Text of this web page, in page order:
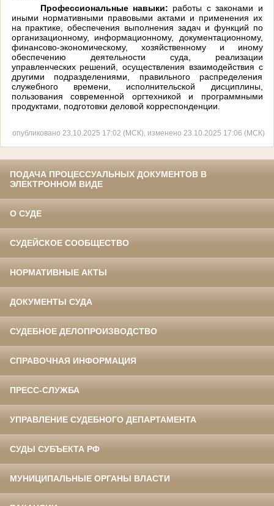
Профессиональные навыки: работы с законами и
иными нормативными правовыми актами и применения их
на практике, обеспечения выполнения задач и функций по
организационному, информационному, документационному,
финансово-экономическому, хозяйственному и иному
обеспечению деятельности суда, реализации
управленческих решений, осуществления взаимодействия с
другими подразделениями, правильного распределения
служебного времени, исполнительской дисциплины,
пользования современной оргтехникой и программными
продуктами, подготовки деловой корреспонденции.
опубликовано 23.10.2025 17:02 (МСК), изменено 23.10.2025 17:06 (МСК)
ПОДАЧА ПРОЦЕССУАЛЬНЫХ ДОКУМЕНТОВ В
ЭЛЕКТРОННОМ ВИДЕ
О СУДЕ
СУДЕЙСКОЕ СООБЩЕСТВО
НОРМАТИВНЫЕ АКТЫ
ДОКУМЕНТЫ СУДА
СУДЕБНОЕ ДЕЛОПРОИЗВОДСТВО
СПРАВОЧНАЯ ИНФОРМАЦИЯ
ПРЕСС-СЛУЖБА
УПРАВЛЕНИЕ СУДЕБНОГО ДЕПАРТАМЕНТА
СУДЫ СУБЪЕКТА РФ
МУНИЦИПАЛЬНЫЕ ОРГАНЫ ВЛАСТИ